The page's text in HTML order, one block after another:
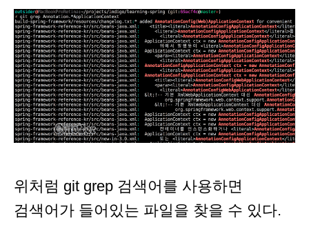
위처럼 git grep 검색어를 사용하면
검색어가 들어있는 파일을 찾을 수 있다.